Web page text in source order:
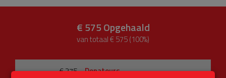
€ 575Opgehaald
van totaal € 575 (100%)
€ 375
Donateurs